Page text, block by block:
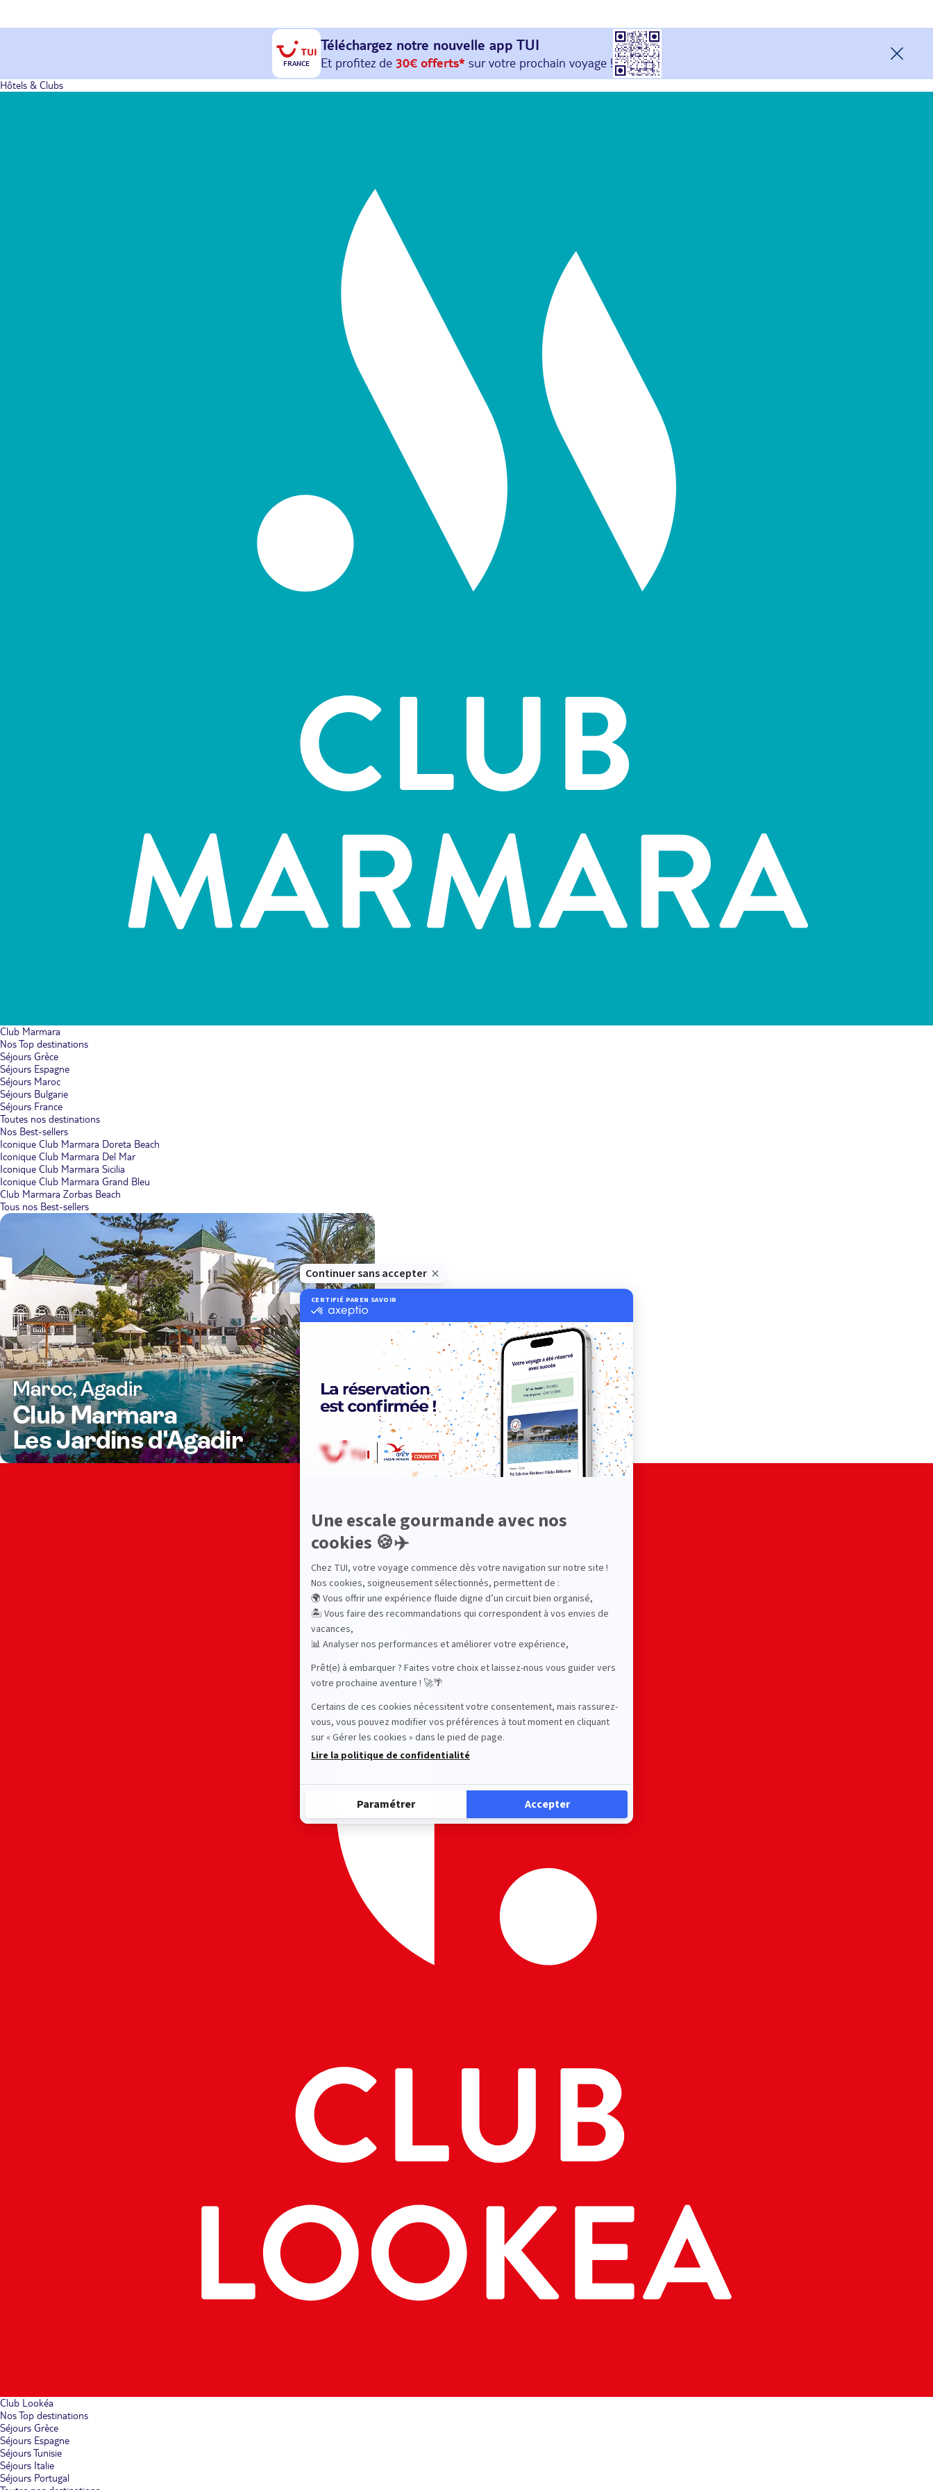
FRANCE
Téléchargez notre nouvelle app TUI
Et profitez de 30€ offerts*sur votreprochain
avec le code : HAPPYAPP
Hôtels & Clubs
Club Marmara
Nos Top destinations
Séjours Grèce
Séjours Espagne
Séjours Maroc
Séjours Bulgarie
Séjours France
Toutes nos destinations
Nos Best-sellers
Iconique Club Marmara Doreta Beach
Iconique Club Marmara Del Mar
Iconique Club Marmara Sicilia
Iconique Club Marmara Grand Bleu
Club Marmara Zorbas Beach
Tous nos Best-sellers
Club Lookéa
Nos Top destinations
Séjours Grèce
Séjours Espagne
Séjours Tunisie
Séjours Italie
Séjours Portugal